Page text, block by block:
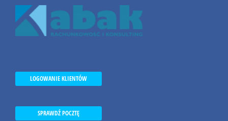
LOGOWANIE KLIENTÓW
SPRAWDŹ POCZTĘ